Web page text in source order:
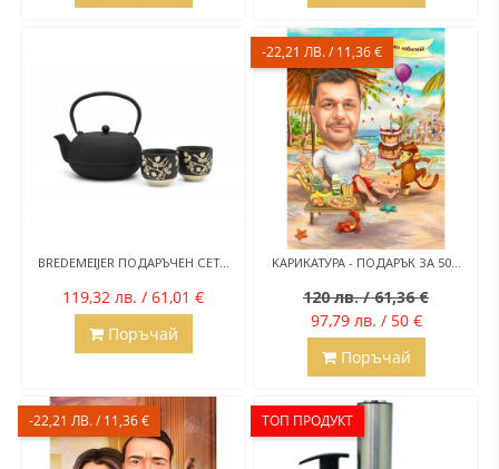
BREDEMEIJER ПОДАРЪЧЕН СЕТ...
119,32 лв. / 61,01 €
Поръчай
KАРИКАТУРА - ПОДАРЪК ЗА 50...
120 лв. / 61,36 €
97,79 лв. / 50 €
-22,21 ЛВ. / 11,36 €
Поръчай
-22,21 ЛВ. / 11,36 € ТОП ПРОДУКТ